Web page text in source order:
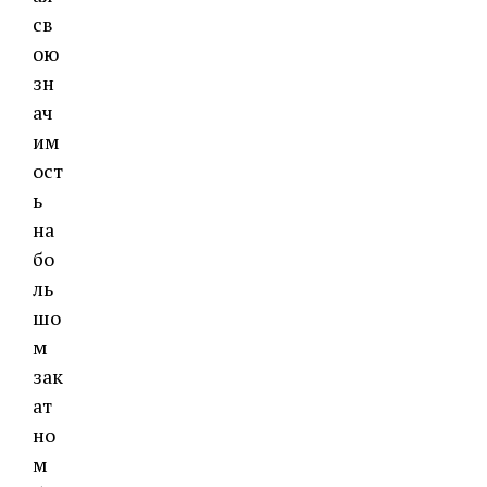
св
ою
зн
ач
им
ост
ь
на
бо
ль
шо
м
зак
ат
но
м